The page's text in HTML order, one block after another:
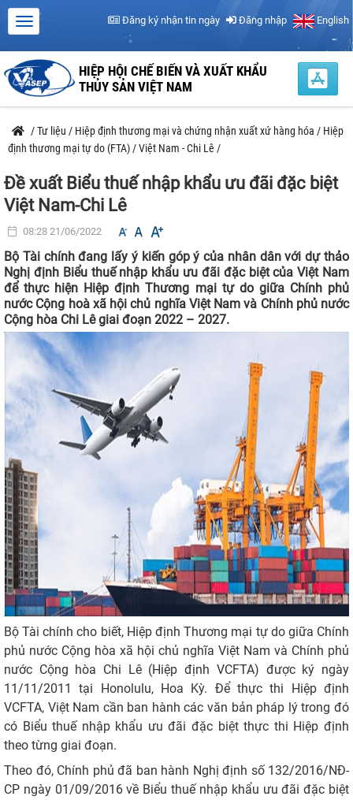
Đăng ký nhận tin ngày Đăng nhập English
HIỆP HỘI CHẾ BIẾN VÀ XUẤT KHẨU
THỦY SẢN VIỆT NAM
/Tư liệu / Hiệp định thương mại và chứng nhận xuất xứ hàng hóa / Hiệp
định thương mại tự do (FTA) /Việt Nam - Chi Lê /
Đề xuất Biểu thuế nhập khẩu ưu đãi đặc biệt
Việt Nam-Chi Lê
08:28 21/06/2022
Bộ Tài chính đang lấy ý kiến góp ý của nhân dân với dự thảo
Nghị định Biểu thuế nhập khẩu ưu đãi đặc biệt của Việt Nam
để thực hiện Hiệp định Thương mại tự do giữa Chính phủ
nước Cộng hoà xã hội chủ nghĩa Việt Nam và Chính phủ nước
Cộng hòa Chi Lê giai đoạn 2022 – 2027.
Bộ Tài chính cho biết, Hiệp định Thương mại tự do giữa Chính
phủ nước Cộng hòa xã hội chủ nghĩa Việt Nam và Chính phủ
nước Cộng hòa Chi Lê (Hiệp định VCFTA) được ký ngày
11/11/2011 tại Honolulu, Hoa Kỳ. Để thực thi Hiệp định
VCFTA, Việt Nam cần ban hành các văn bản pháp lý trong đó
có Biểu thuế nhập khẩu ưu đãi đặc biệt thực thi Hiệp định
theo từng giai đoạn.
Theo đó, Chính phủ đã ban hành Nghị định số 132/2016/NĐ-
CP ngày 01/09/2016 về Biểu thuế nhập khẩu ưu đãi đặc biệt